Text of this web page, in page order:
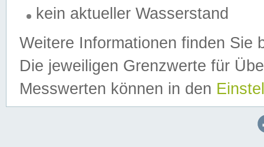
kein aktueller Wasserstand
Weitere Informationen finden Sie
Die jeweiligen Grenzwerte für
Messwerten können in den